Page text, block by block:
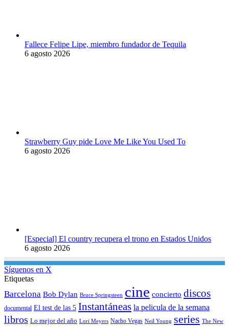
Fallece Felipe Lipe, miembro fundador de Tequila
6 agosto 2026
Strawberry Guy pide Love Me Like You Used To
6 agosto 2026
[Especial] El country recupera el trono en Estados Unidos
6 agosto 2026
Síguenos en X
Etiquetas
Barcelona Bob Dylan Bruce Springsteen cine concierto discos
documental El test de las 5 Instantáneas la pelicula de la semana
libros Lo mejor del año Lori Meyers Nacho Vegas Neil Young series The New